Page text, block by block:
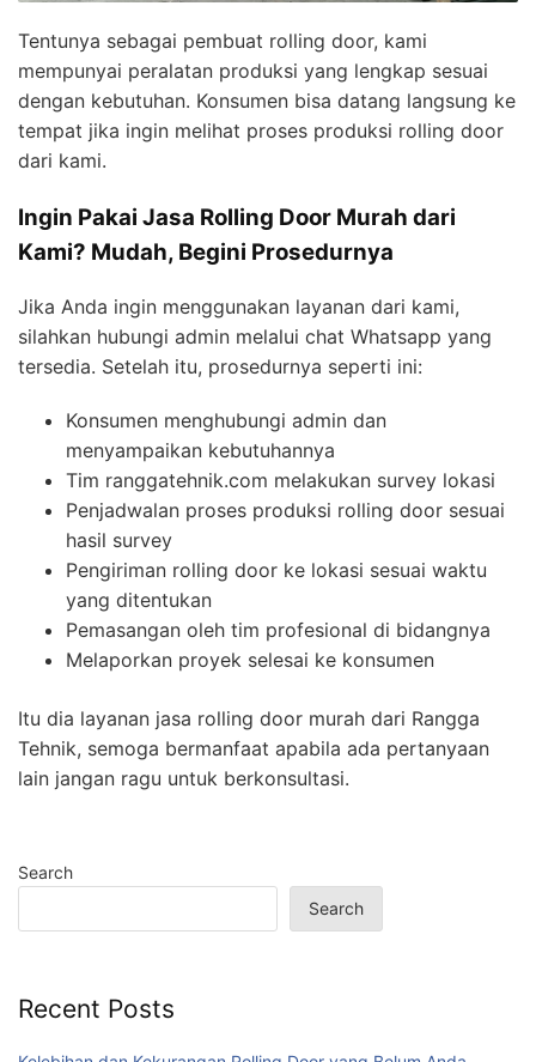
Tentunya sebagai pembuat rolling door, kami
mempunyai peralatan produksi yang lengkap sesuai
dengan kebutuhan. Konsumen bisa datang langsung ke
tempat jika ingin melihat proses produksi rolling door
dari kami.
Ingin Pakai Jasa Rolling Door Murah dari
Kami? Mudah, Begini Prosedurnya
Jika Anda ingin menggunakan layanan dari kami,
silahkan hubungi admin melalui chat Whatsapp yang
tersedia. Setelah itu, prosedurnya seperti ini:
Konsumen menghubungi admin dan
menyampaikan kebutuhannya
Tim ranggatehnik.com melakukan survey lokasi
Penjadwalan proses produksi rolling door sesuai
hasil survey
Pengiriman rolling door ke lokasi sesuai waktu
yang ditentukan
Pemasangan oleh tim profesional di bidangnya
Melaporkan proyek selesai ke konsumen
Itu dia layanan jasa rolling door murah dari Rangga
Tehnik, semoga bermanfaat apabila ada pertanyaan
lain jangan ragu untuk berkonsultasi.
Search
Search
Recent Posts